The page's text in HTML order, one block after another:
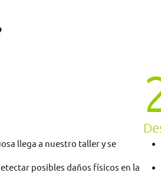
llega a nuestro taller y se
posibles daños físicos en la